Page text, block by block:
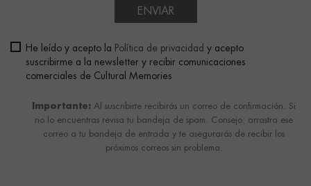
ENVIAR
He leído y acepto la Política de privacidad y acepto
suscribirme a la newsletter y recibir comunicaciones
comerciales de Cultural Memories
Importante: Al suscribirte recibirás un correo de confirmación. Si
no lo encuentras revisa tu bandeja de spam. Consejo: arrastra ese
correo a tu bandeja de entrada y te asegurarás de recibir los
próximos correos sin problema.